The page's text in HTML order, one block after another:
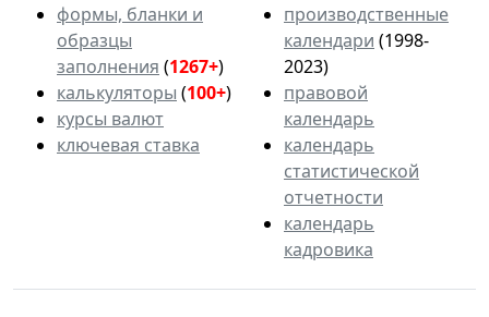
формы, бланки и
образцы
заполнения (1267+)
калькуляторы (100+)
курсы валют
ключевая ставка
производственные
календари (1998-
2023)
правовой
календарь
календарь
статистической
отчетности
календарь
кадровика